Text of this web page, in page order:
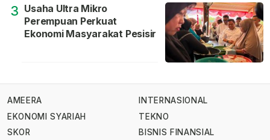
3 Usaha Ultra Mikro
Perempuan Perkuat
Ekonomi Masyarakat Pesisir
AMEERA
EKONOMI SYARIAH
SKOR
INTERNASIONAL
TEKNO
BISNIS FINANSIAL